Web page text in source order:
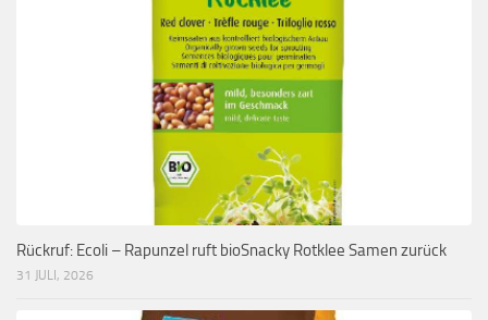
Rückruf: Ecoli – Rapunzel ruft bioSnacky Rotklee Samen zurück
31 JULI, 2026